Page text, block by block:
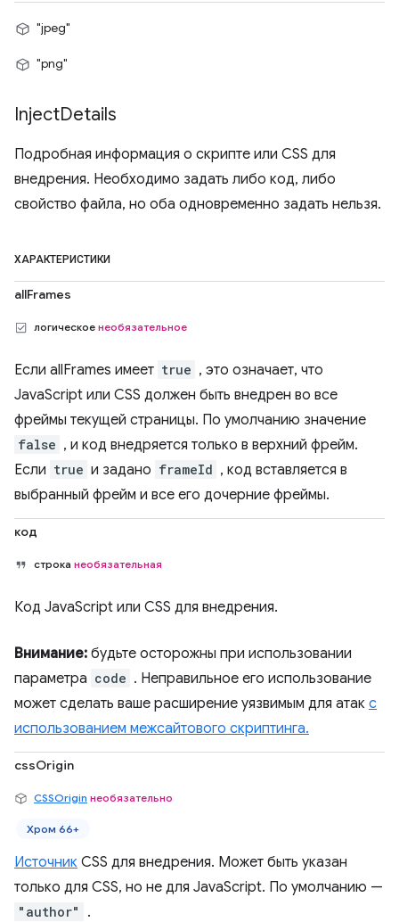
"jpeg"
"png"
InjectDetails
Подробная информация о скрипте или CSS для
внедрения. Необходимо задать либо код, либо
свойство файла, но оба одновременно задать нельзя.
ХАРАКТЕРИСТИКИ
allFrames
логическое необязательное
Если allFrames имеет true , это означает, что
JavaScript или CSS должен быть внедрен во все
фреймы текущей страницы. По умолчанию значение
false , и код внедряется только в верхний фрейм.
Если true и задано frameId , код вставляется в
выбранный фрейм и все его дочерние фреймы.
код
строка необязательная
Код JavaScript или CSS для внедрения.
Внимание: будьте осторожны при использовании
параметра code . Неправильное его использование
может сделать ваше расширение уязвимым для атак с
использованием межсайтового скриптинга.
cssOrigin
CSSOrigin необязательно
Хром 66+
Источник CSS для внедрения. Может быть указан
только для CSS, но не для JavaScript. По умолчанию —
"author" .